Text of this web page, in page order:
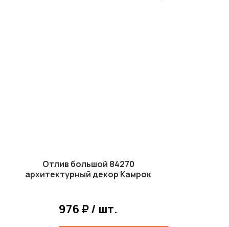
Отлив большой 84270
архитектурный декор Камрок
976 ₽ / шт.